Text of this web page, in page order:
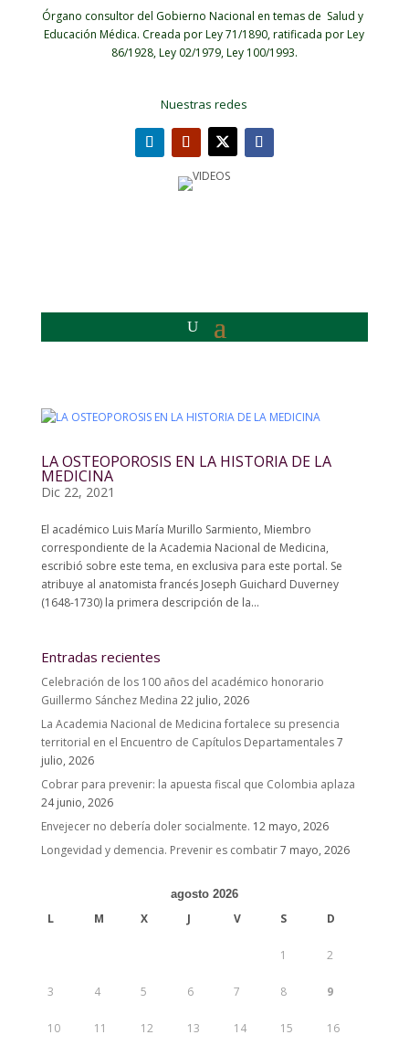
Órgano consultor del Gobierno Nacional en temas de Salud y
Educación Médica. Creada por Ley 71/1890, ratificada por Ley
86/1928, Ley 02/1979, Ley 100/1993.
Nuestras redes
LA OSTEOPOROSIS EN LA HISTORIA DE LA
MEDICINA
Dic 22, 2021
El académico Luis María Murillo Sarmiento, Miembro
correspondiente de la Academia Nacional de Medicina,
escribió sobre este tema, en exclusiva para este portal. Se
atribuye al anatomista francés Joseph Guichard Duverney
(1648-1730) la primera descripción de la...
Entradas recientes
Celebración de los 100 años del académico honorario
Guillermo Sánchez Medina 22 julio, 2026
La Academia Nacional de Medicina fortalece su presencia
territorial en el Encuentro de Capítulos Departamentales7
julio, 2026
Cobrar para prevenir: la apuesta fiscal que Colombia aplaza
24 junio, 2026
Envejecer no debería doler socialmente. 12 mayo, 2026
Longevidad y demencia. Prevenir es combatir7 mayo, 2026
agosto 2026
L M X J V S D
1 2
3 4 5 6 7 8 9
10 11 12 13 14 15 16